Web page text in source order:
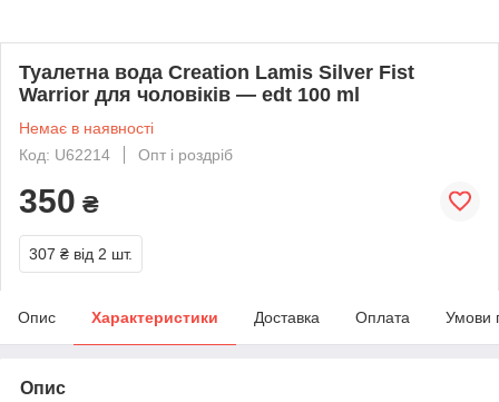
Туалетна вода Creation Lamis Silver Fist
Warrior для чоловіків — edt 100 ml
Немає в наявності
Код: U62214
Опт і роздріб
350 ₴
307 ₴ від 2 шт.
Опис Характеристики Доставка Оплата Умови
Опис